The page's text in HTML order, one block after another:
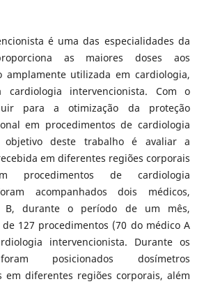
é uma das especialidades da
as maiores doses aos
amplamente utilizada em cardiologia,
cardiologia intervencionista. Com o
para a otimização da proteção
em procedimentos de cardiologia
objetivo deste trabalho é avaliar a
em diferentes regiões corporais
procedimentos de cardiologia
acompanhados dois médicos,
B, durante o período de um mês,
127 procedimentos (70 do médico A
intervencionista. Durante os
posicionados dosímetros
em diferentes regiões corporais, além